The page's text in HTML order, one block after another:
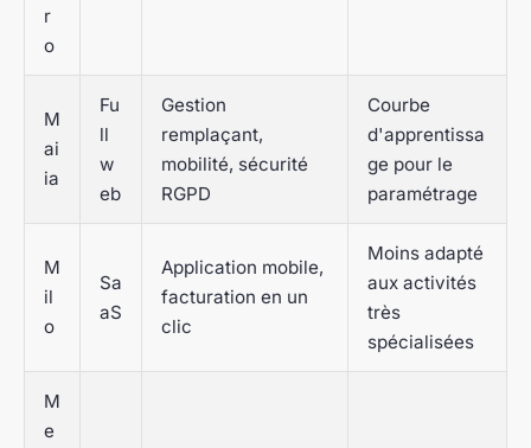
r
o
M
ai
ia
Fu
ll
w
eb
Gestion
remplaçant,
mobilité, sécurité
RGPD
Courbe
d'apprentissa
ge pour le
paramétrage
M
il
o
Sa
aS
Application mobile,
facturation en un
clic
Moins adapté
aux activités
très
spécialisées
M
e